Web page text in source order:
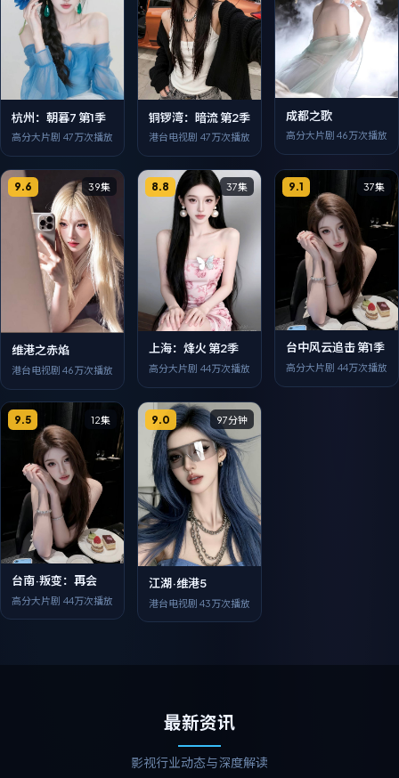
杭州：朝暮7 第1季
高分大片剧 47万次播放
铜锣湾：暗流 第2季
港台电视剧 47万次播放
成都之歌
高分大片剧 46万次播放
9.6 39集
维港之赤焰
港台电视剧 46万次播放
8.8 37集
上海：烽火 第2季
高分大片剧 44万次播放
9.1 37集
台中风云追击 第1季
高分大片剧 44万次播放
9.5 12集
台南·叛变：再会
高分大片剧 44万次播放
9.0 97分钟
江湖·维港5
港台电视剧 43万次播放
最新资讯
影视行业动态与深度解读